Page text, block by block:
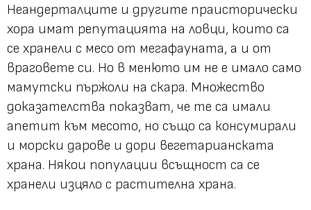
Неандерталците и другите праисторически
хора имат репутацията на ловци, които са
се хранели с месо от мегафауната, а и от
враговете си. Но в менюто им не е имало само
мамутски пържоли на скара. Множество
доказателства показват, че те са имали
апетит към месото, но също са консумирали
и морски дарове и дори вегетарианската
храна. Някои популации всъщност са се
хранели изцяло с растителна храна.